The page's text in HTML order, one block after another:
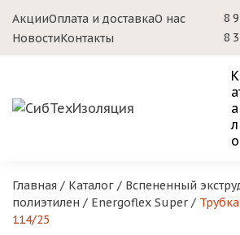
АкцииОплата и доставкаО нас
НовостиКонтакты
8
8
К
а
л
Главная / Каталог / Вспененный
полиэтилен / Energoflex Super /
114/25